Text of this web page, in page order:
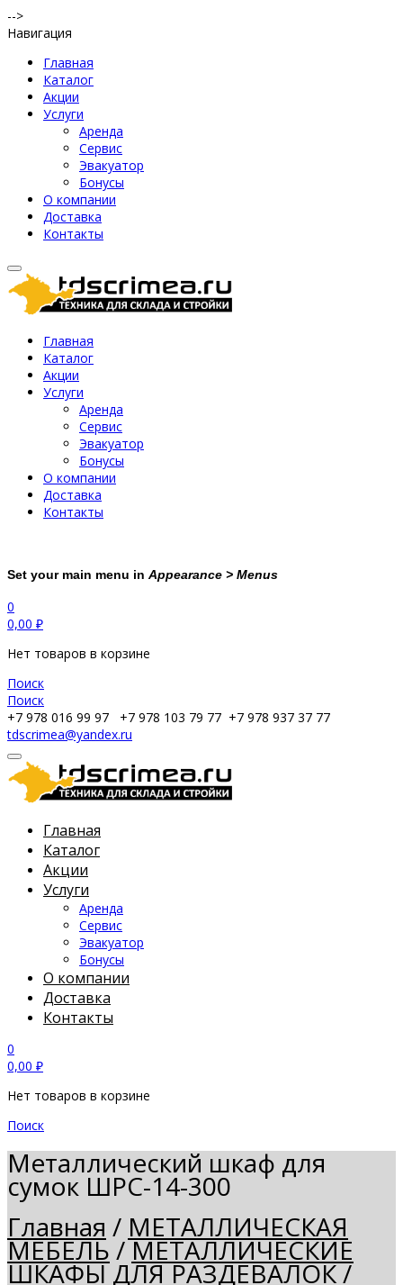
-->
Навигация
Главная
Каталог
Акции
Услуги
Аренда
Сервис
Эвакуатор
Бонусы
О компании
Доставка
Контакты
Главная
Каталог
Акции
Услуги
Аренда
Сервис
Эвакуатор
Бонусы
О компании
Доставка
Контакты
Set your main menu in Appearance > Menus
0
0,00 ₽
Нет товаров в корзине
Поиск
Поиск
+7 978 016 99 97
+7 978 103 79 77 +7 978 937 37 77
tdscrimea@yandex.ru
Главная
Каталог
Акции
Услуги
Аренда
Сервис
Эвакуатор
Бонусы
О компании
Доставка
Контакты
0
0,00 ₽
Нет товаров в корзине
Поиск
Металлический шкаф для
сумок ШРС-14-300
Главная / МЕТАЛЛИЧЕСКАЯ
МЕБЕЛЬ /МЕТАЛЛИЧЕСКИЕ
ШКАФЫ ДЛЯ РАЗДЕВАЛОК/